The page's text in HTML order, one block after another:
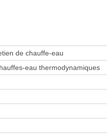
de chauffe-eau
eau thermodynamiques